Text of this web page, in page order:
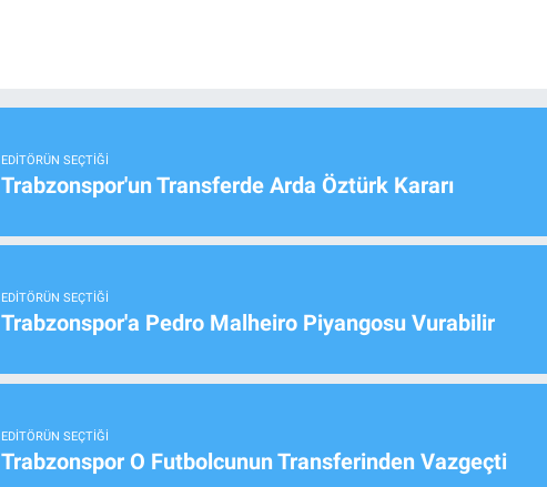
EDITÖRÜN SEÇTIĞI
Trabzonspor'un Transferde Arda Öztürk Kararı
EDITÖRÜN SEÇTIĞI
Trabzonspor'a Pedro Malheiro Piyangosu Vurabilir
EDITÖRÜN SEÇTIĞI
Trabzonspor O Futbolcunun Transferinden Vazgeçti